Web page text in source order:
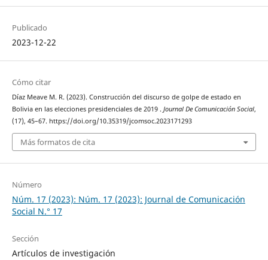
Publicado
2023-12-22
Cómo citar
Díaz Meave M. R. (2023). Construcción del discurso de golpe de estado en
Bolivia en las elecciones presidenciales de 2019 . Journal De Comunicación Social,
(17), 45–67. https://doi.org/10.35319/jcomsoc.2023171293
Más formatos de cita
Número
Núm. 17 (2023): Núm. 17 (2023): Journal de Comunicación
Social N.° 17
Sección
Artículos de investigación